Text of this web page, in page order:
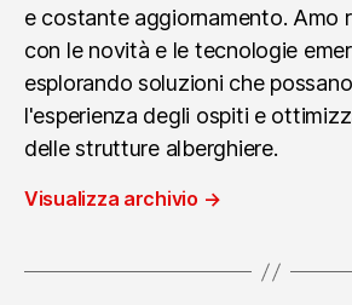
e costante aggiornamento. Amo
con le novità e le tecnologie
esplorando soluzioni che
l'esperienza degli ospiti e
delle strutture alberghiere.
Visualizza archivio →